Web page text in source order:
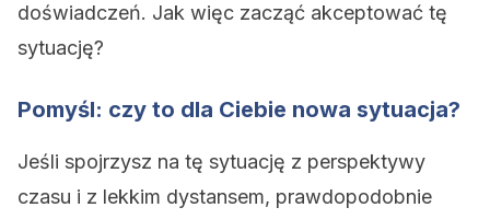
doświadczeń. Jak więc zacząć akceptować tę
sytuację?
Pomyśl: czy to dla Ciebie nowa sytuacja?
Jeśli spojrzysz na tę sytuację z perspektywy
czasu i z lekkim dystansem, prawdopodobnie